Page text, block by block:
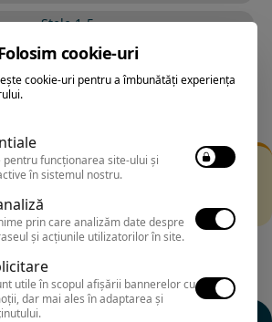
Stele 1-5
Stele 5-1
returnat niciun rezultat
cookie-uri
cookie-uri pentru a îmbunătăți experiența
funcționarea site-ului și
în sistemul nostru.
prin care analizăm date despre
și acțiunile utilizatorilor în site.
utile în scopul afișării bannerelor cu
dar mai ales în adaptarea și